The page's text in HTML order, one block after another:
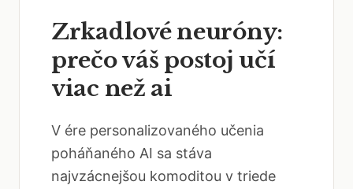
Zrkadlové neuróny:
prečo váš postoj učí
viac než ai
V ére personalizovaného učenia
poháňaného AI sa stáva
najvzácnejšou komoditou v triede